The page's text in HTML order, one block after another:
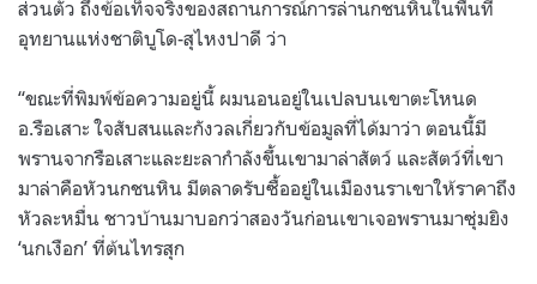
ส่วนตัว ถึงข้อเท็จจริงของสถานการณ์การล่านกชนหินในพื้นที่
อุทยานแห่งชาติบูโด-สุไหงปาดี ว่า
“ขณะที่พิมพ์ข้อความอยู่นี้ ผมนอนอยู่ในเปลบนเขาตะโหนด
อ.รือเสาะ ใจสับสนและกังวลเกี่ยวกับข้อมูลที่ได้มาว่า ตอนนี้มี
พรานจากรือเสาะและยะลากำลังขึ้นเขามาล่าสัตว์ และสัตว์ที่เขา
มาล่าคือหัวนกชนหิน มีตลาดรับซื้ออยู่ในเมืองนราเขาให้ราคาถึง
หัวละหมื่น ชาวบ้านมาบอกว่าสองวันก่อนเขาเจอพรานมาซุ่มยิง
‘นกเงือก’ ที่ต้นไทรสุก